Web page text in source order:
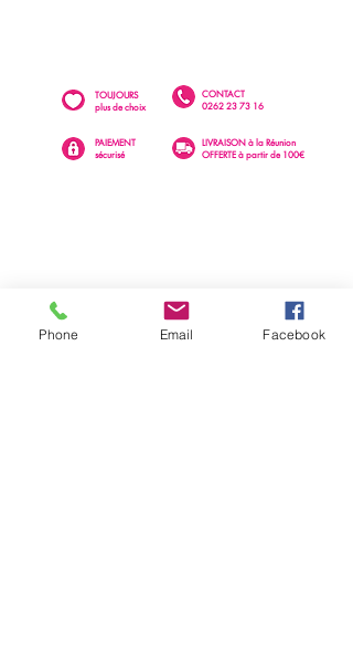
CONTACT
0262 23 73 16
TOUJOURS
plus de choix
PAIEMENT
sécurisé
LIVRAISON à la Réunion
OFFERTE à partir de 100€
Phone Email Facebook